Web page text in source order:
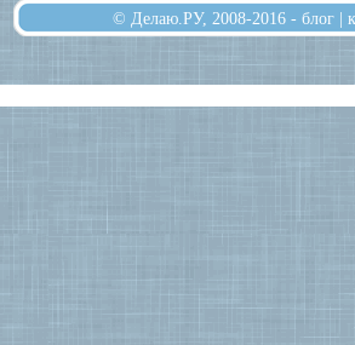
© Делаю.РУ, 2008-2016 - блог |